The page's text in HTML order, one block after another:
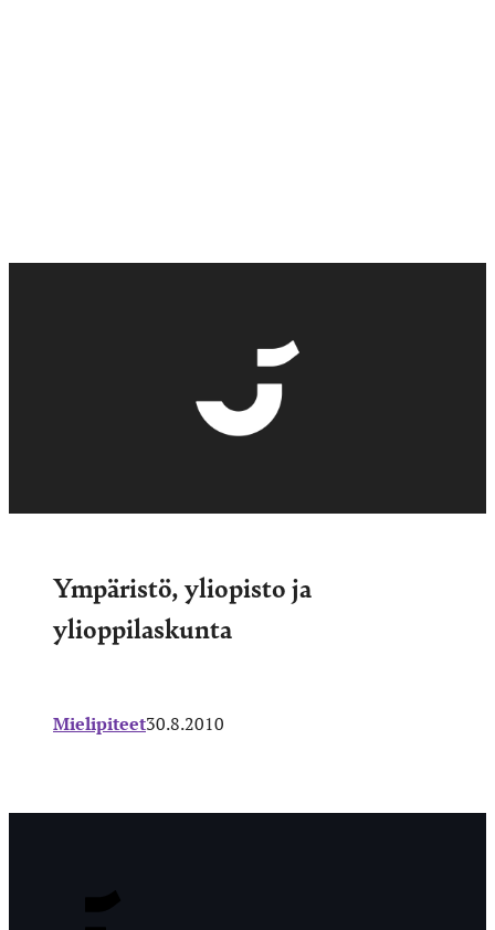
Ympäristö, yliopisto ja
ylioppilaskunta
Mielipiteet30.8.2010